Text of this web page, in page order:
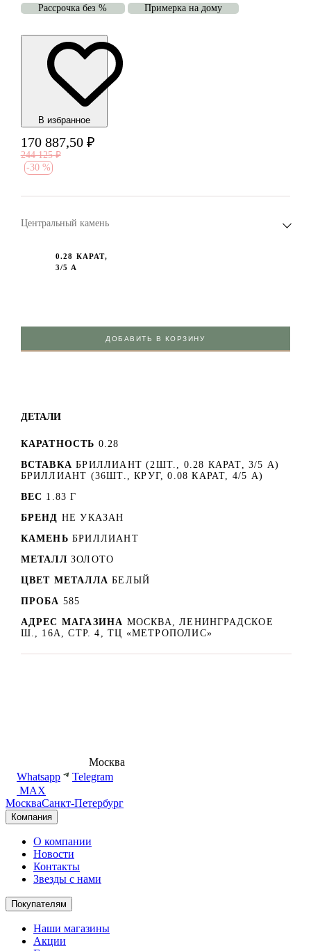
Рассрочка без % Примерка на дому
В избранноe
170 887,50 ₽
244 125 ₽
-30 %
Центральный камень
0.28 КАРАТ,
3/5 А
ДОБАВИТЬ В КОРЗИНУ
ДЕТАЛИ
КАРАТНОСТЬ 0.28
ВСТАВКА БРИЛЛИАНТ (2ШТ., 0.28 КАРАТ, 3/5 А)
БРИЛЛИАНТ (36ШТ., КРУГ, 0.08 КАРАТ, 4/5 А)
ВЕС 1.83 Г
БРЕНД НЕ УКАЗАН
КАМЕНЬ БРИЛЛИАНТ
МЕТАЛЛ ЗОЛОТО
ЦВЕТ МЕТАЛЛА БЕЛЫЙ
ПРОБА 585
АДРЕС МАГАЗИНА МОСКВА, ЛЕНИНГРАДСКОЕ
Ш., 16А, СТР. 4, ТЦ «МЕТРОПОЛИС»
Москва
Whatsapp
Telegram
MAX
МоскваСанкт-Петербург
Компания
О компании
Новости
Контакты
Звезды с нами
Покупателям
Наши магазины
Акции